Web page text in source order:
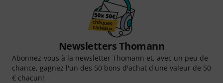
Newsletters Thomann
Abonnez-vous à la newsletter Thomann et, avec un peu de
chance, gagnez l'un des 50 bons d'achat d'une valeur de 50
€ chacun!